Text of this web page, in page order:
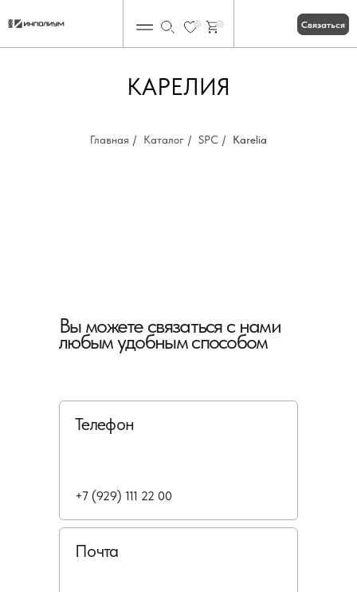
Связаться
КАРЕЛИЯ
Главная / Каталог / SPC / Karelia
Вы можете связаться с нами
любым удобным способом
Телефон
Почта
+7 (929) 111 22 00